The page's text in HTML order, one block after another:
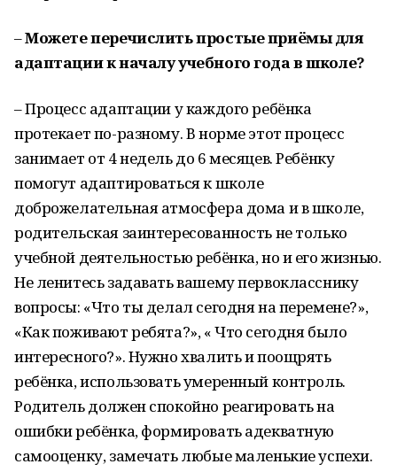
–Можете перечислить простые приёмы для
адаптации к началу учебного года в школе?
– Процесс адаптации у каждого ребёнка
протекает по-разному. В норме этот процесс
занимает от 4 недель до 6 месяцев. Ребёнку
помогут адаптироваться к школе
доброжелательная атмосфера дома и в школе,
родительская заинтересованность не только
учебной деятельностью ребёнка, но и его жизнью.
Не ленитесь задавать вашему первокласснику
вопросы: «Что ты делал сегодня на перемене?»,
«Как поживают ребята?», « Что сегодня было
интересного?». Нужно хвалить и поощрять
ребёнка, использовать умеренный контроль.
Родитель должен спокойно реагировать на
ошибки ребёнка, формировать адекватную
самооценку, замечать любые маленькие успехи.